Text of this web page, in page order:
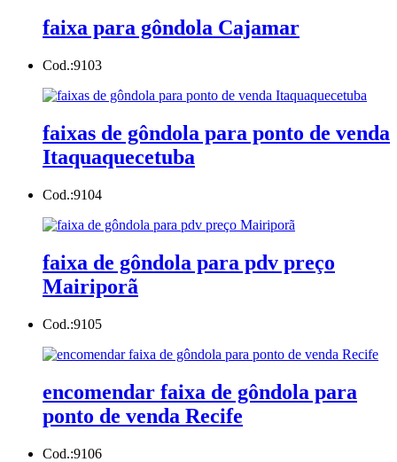
faixa para gôndola Cajamar
Cod.:9103
faixas de gôndola para ponto de venda
Itaquaquecetuba
Cod.:9104
faixa de gôndola para pdv preço
Mairiporã
Cod.:9105
encomendar faixa de gôndola para
ponto de venda Recife
Cod.:9106